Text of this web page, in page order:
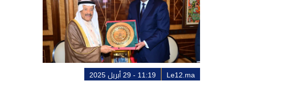
Le12.ma 11:19 - 29 أبريل 2025